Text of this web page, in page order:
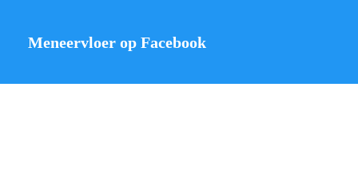
Meneervloer op Facebook